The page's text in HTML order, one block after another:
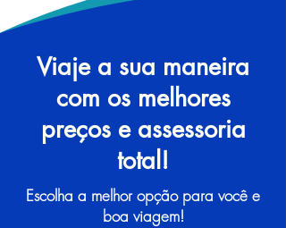
Viaje a sua maneira
com os melhores
preços e assessoria
total!
Escolha a melhor opção para você e
boa viagem!